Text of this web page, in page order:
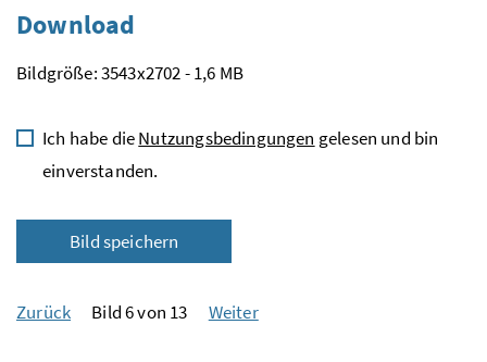
Download
Bildgröße: 3543x2702 - 1,6 MB
Ich habe dieNutzungsbedingungen gelesen und bin
einverstanden.
Bild speichern
Zurück Bild 6 von 13 Weiter